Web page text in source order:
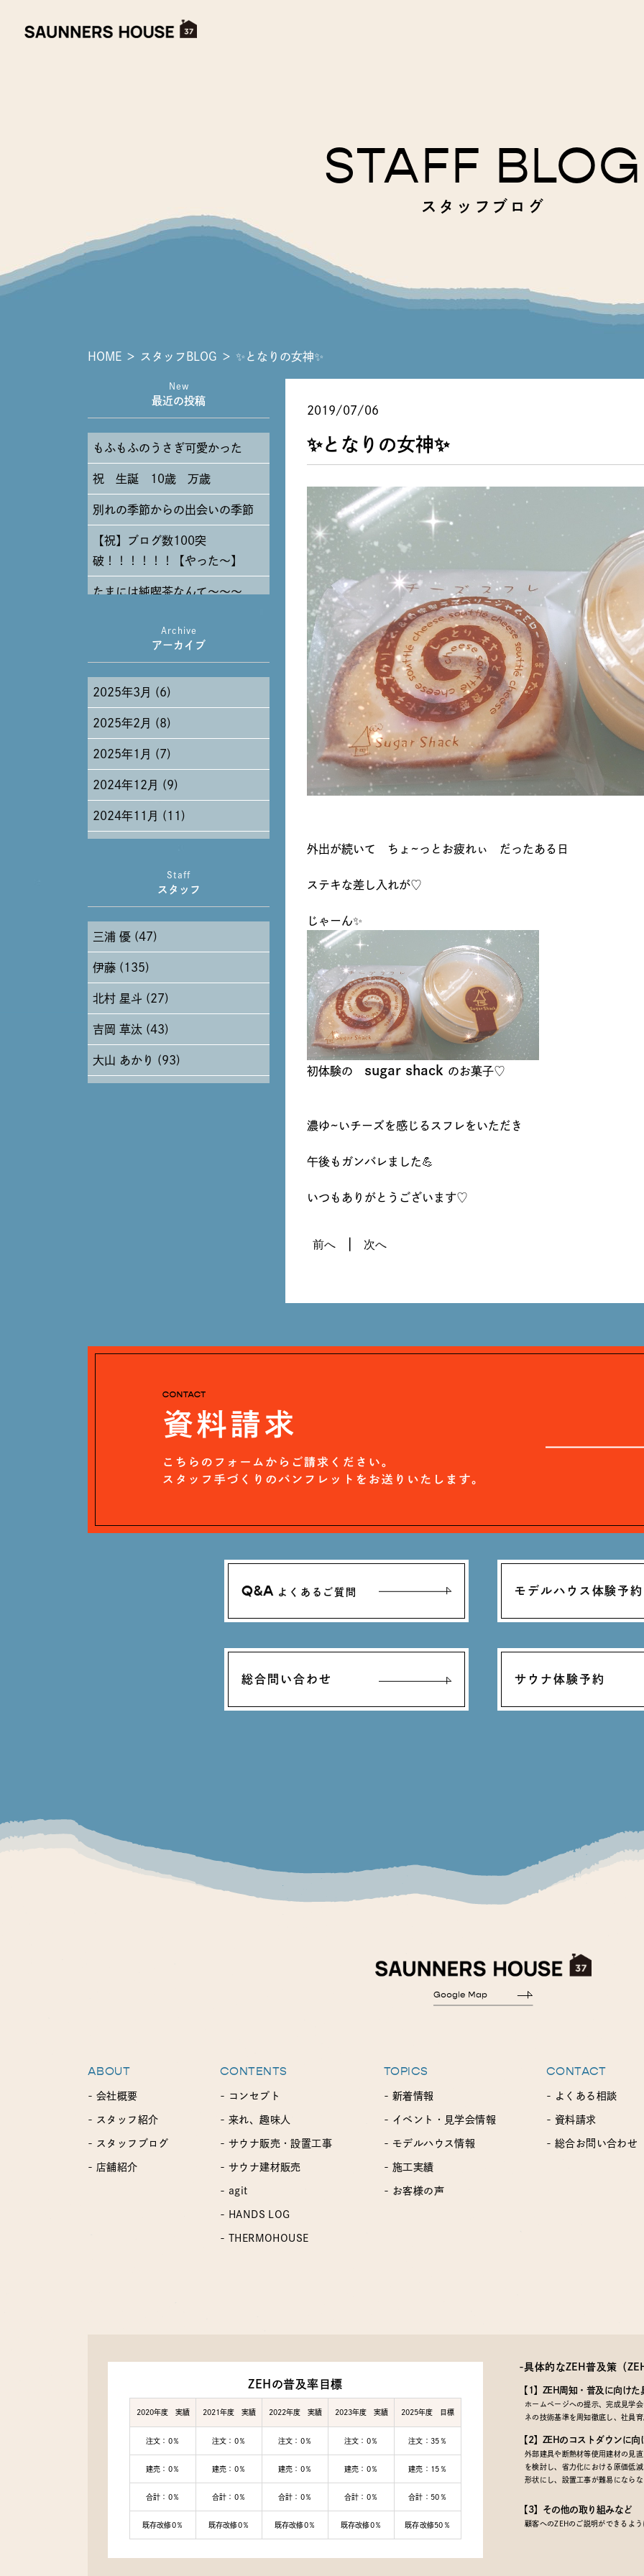
STAFF BLOG
スタッフブログ
HOME ＞ スタッフBLOG ＞ ✨となりの女神✨
2019/07/06
✨となりの女神✨
外出が続いて ちょ~っとお疲れぃ だったある日
ステキな差し入れが♡
じゃーん✨
初体験の sugar shack のお菓子♡
濃ゆ~いチーズを感じるスフレをいただき
午後もガンバレました💪
いつもありがとうございます♡
前へ 次へ
New
最近の投稿
もふもふのうさぎ可愛かった
祝 生誕 10歳 万歳
別れの季節からの出会いの季節
【祝】ブログ数100突
破！！！！！！【やった～】
たまには純喫茶なんて～～～
Archive
アーカイブ
2025年3月 (6)
2025年2月 (8)
2025年1月 (7)
2024年12月 (9)
2024年11月 (11)
2024年9月 (11)
2024年8月 (11)
2024年7月 (11)
2024年6月 (12)
2024年5月 (19)
2024年4月 (17)
Staff
スタッフ
三浦 優 (47)
伊藤 (135)
北村 星斗 (27)
吉岡 草汰 (43)
大山 あかり (93)
Q&A よくあるご質問 モデルハウス体験予約
総合問い合わせ サウナ体験予約
ABOUT
- 会社概要
- スタッフ紹介
- スタッフブログ
- 店舗紹介
CONTENTS
- コンセプト
- 来れ、趣味人
- サウナ販売・設置工事
- サウナ建材販売
- agit
- HANDS LOG
- THERMOHOUSE
TOPICS
- 新着情報
- イベント・見学会情報
- モデルハウス情報
- 施工実績
- お客様の声
CONTACT
- よくある相談
- 資料請求
- 総合お問い合わせ
ZEHの普及率目標
2020年度 実績 2021年度 実績 2022年度 実績 2023年度 実績 2025年度 目標
注文：0％ 注文：0％ 注文：0％ 注文：0％ 注文：35％
建売：0％ 建売：0％ 建売：0％ 建売：0％ 建売：15％
合計：0％ 合計：0％ 合計：0％ 合計：0％ 合計：50％
既存改修0％ 既存改修0％ 既存改修0％ 既存改修0％ 既存改修50％
-具体的なZEH普及策 （
【1】ZEH周知・普及に向けた
ホームページへの提示、完成見学
ネの技術基準を周知徹底し、社員
【2】ZEHのコストダウンに向
外部建具や断熱材等使用建材の見
を検討し、省力化における原価低
形状にし、設置工事が難易になら
【3】その他の取り組みなど
顧客へのZEHのご説明ができるよ